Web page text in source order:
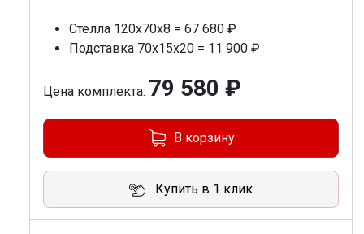
Стелла 120х70х8 = 67 680 ₽
Подставка 70х15х20 = 11 900 ₽
Цена комплекта: 79 580 ₽
В корзину
Купить в 1 клик